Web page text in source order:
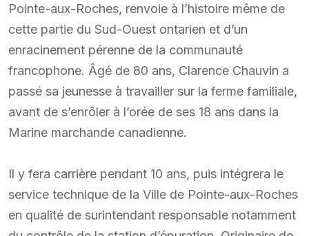
Pointe-aux-Roches, renvoie à l’histoire même de
cette partie du Sud-Ouest ontarien et d’un
enracinement pérenne de la communauté
francophone. Âgé de 80 ans, Clarence Chauvin a
passé sa jeunesse à travailler sur la ferme familiale,
avant de s’enrôler à l’orée de ses 18 ans dans la
Marine marchande canadienne.
Il y fera carrière pendant 10 ans, puis intégrera le
service technique de la Ville de Pointe-aux-Roches
en qualité de surintendant responsable notamment